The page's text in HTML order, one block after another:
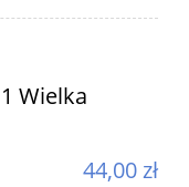
Wielka
44,00 zł